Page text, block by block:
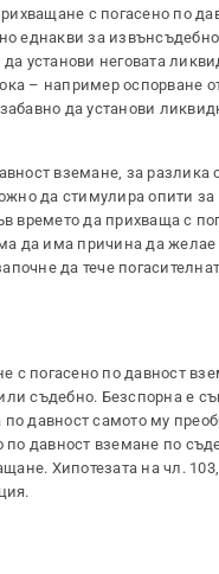
с погасено по
еднакви за
установи неговата
– например оспорване
да установи
вземане, за разлика
да стимулира опити
времето да прихваща с
да има причина да желае
да тече
с погасено по давност
съдебно. Безспорна е
давност самото му
давност вземане по
Хипотезата на чл.